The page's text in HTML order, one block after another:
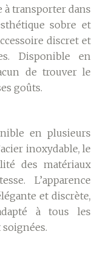
transporter dans
sobre et
discret et
Disponible en
de trouver le
goûts.
en plusieurs
inoxydable, le
des matériaux
L’apparence
et discrète,
à tous les